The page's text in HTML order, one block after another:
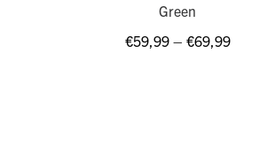
Green
€59,99– €69,99